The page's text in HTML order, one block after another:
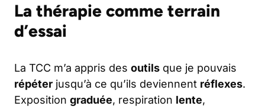
La thérapie comme terrain
d’essai
La TCC m’a appris des outils que je pouvais
répéter jusqu’à ce qu’ils deviennent réflexes.
Exposition graduée, respiration lente,